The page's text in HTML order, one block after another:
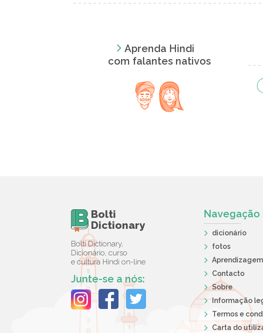
Aprenda Hindi
com falantes nativos
Bolti
Dictionary
Bolti Dictionary,
Dicionário, curso
e cultura Hindi on-line
Junte-se a nós:
Navegação
dicionário
fotos
Aprendizagem
Contacto
Sobre
Informação
Termos e
Carta do